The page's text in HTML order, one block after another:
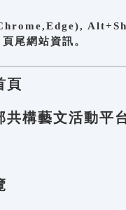
尾網站資訊。
頁
共構藝文活動平